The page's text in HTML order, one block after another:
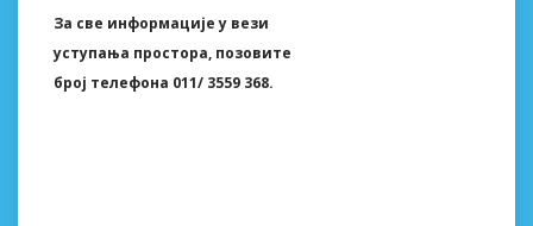
Зa све информaције у вези
уступaњa просторa, позовите
број телефонa 011/ 3559 368.